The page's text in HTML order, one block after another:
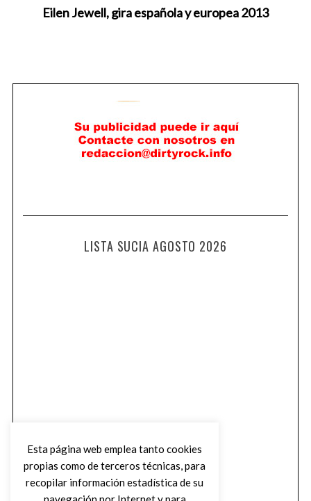
Eilen Jewell, gira española y europea 2013
LISTA SUCIA AGOSTO 2026
Esta página web emplea tanto cookies
propias como de terceros técnicas, para
recopilar información estadística de su